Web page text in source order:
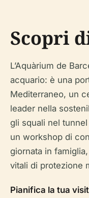
Scopri
L’Aquàrium de
acquario: è una
Mediterraneo, un
leader nella
gli squali nel
un workshop di
giornata in
vitali di protezione
Pianifica la tua